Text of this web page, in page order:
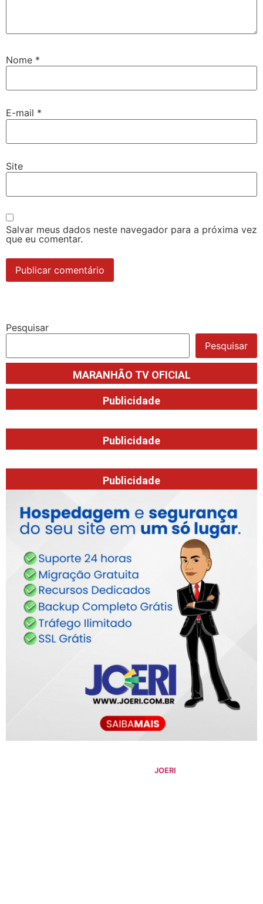
Nome *
E-mail *
Site
Salvar meus dados neste navegador para a próxima vez
que eu comentar.
Pesquisar
Pesquisar
MARANHÃO TV OFICIAL
Publicidade
Publicidade
Publicidade
JOERI